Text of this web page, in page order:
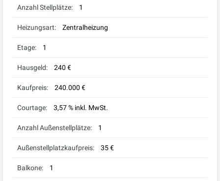
Anzahl Stellplätze: 1
Heizungsart: Zentralheizung
Etage: 1
Hausgeld: 240 €
Kaufpreis: 240.000 €
Courtage: 3,57 % inkl. MwSt.
Anzahl Außenstellplätze: 1
Außenstellplatzkaufpreis: 35 €
Balkone: 1